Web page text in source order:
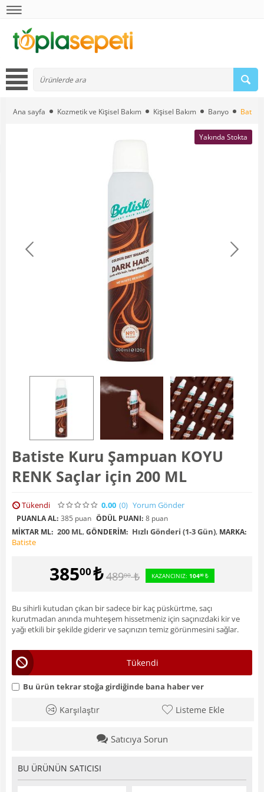
Ana sayfa Kozmetik ve Kişisel Bakım Kişisel Bakım Banyo
Yakında Stokta
Batiste Kuru Şampuan KOYU
RENK Saçlar için 200 ML
Tükendi 0.00 (0) Yorum Gönder
PUANLA AL: 385 puan ÖDÜL PUANI: 8 puan
MIKTAR ML: 200 ML,GÖNDERIM: Hızlı Gönderi (1-3 Gün), MARKA:
Batiste
38500₺ 48900 ₺ KAZANCINIZ: 10400₺
Bu sihirli kutudan çıkan bir sadece bir kaç püskürtme, saçı
kurutmadan anında muhteşem hissetmeniz için saçınızdaki kir ve
yağı etkili bir şekilde giderir ve saçınızın temiz görünmesini sağlar.
Tükendi
Bu ürün tekrar stoğa girdiğinde bana haber ver
Karşılaştır Listeme Ekle
Satıcıya Sorun
BU ÜRÜNÜN SATICISI